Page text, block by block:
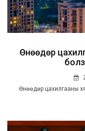
Өнөөдөр
Өнөөдөр цахилгааны